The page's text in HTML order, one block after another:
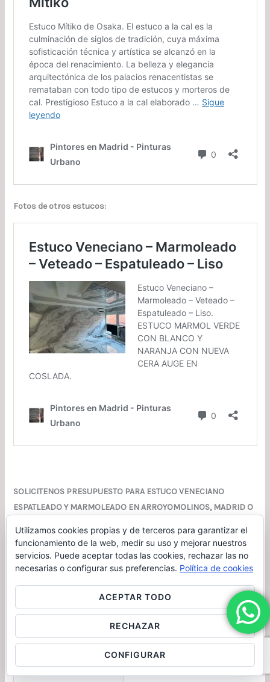
Fotos de otros estucos:
SOLICITENOS PRESUPUESTO PARA ESTUCO VENECIANO
ESPATLEADO Y MARMOLEADO EN ARROYOMOLINOS, MADRID O
Nombre(obligatorio)
Apellidos
Codigo Postal
Utilizamos cookies propias y de terceros para garantizar el
funcionamiento de la web, medir su uso y mejorar nuestros
servicios. Puede aceptar todas las cookies, rechazar las no
necesarias o configurar sus preferencias. Política de cookies
ACEPTAR TODO
RECHAZAR
CONFIGURAR